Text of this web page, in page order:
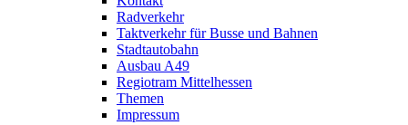
Radverkehr
Taktverkehr für Busse und Bahnen
Stadtautobahn
Ausbau A49
Regiotram Mittelhessen
Themen
Impressum